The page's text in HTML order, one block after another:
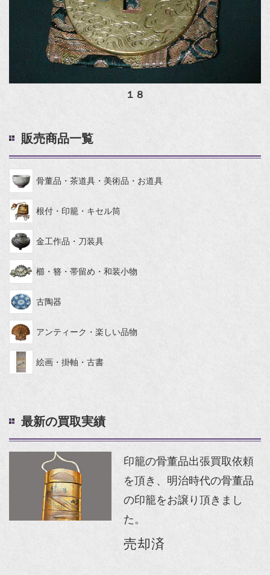
１８
販売商品一覧
骨董品・茶道具・美術品・お道具
根付・印籠・キセル筒
金工作品・刀装具
櫛・簪・帯留め・和装小物
古陶器
アンティーク・楽しい品物
絵画・掛軸・古書
最新の買取実績
印籠の骨董品出張買取依頼
を頂き、明治時代の骨董品
の印籠をお譲り頂きまし
た。
売却済